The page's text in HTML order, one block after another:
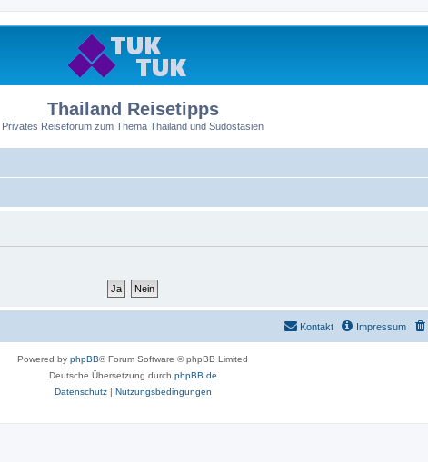
Thailand Reisetipps
Privates Reiseforum zum Thema Thailand und Südostasien
Impressum
Kontakt
Powered by phpBB® Forum Software © phpBB Limited
Deutsche Übersetzung durch phpBB.de
Datenschutz| Nutzungsbedingungen